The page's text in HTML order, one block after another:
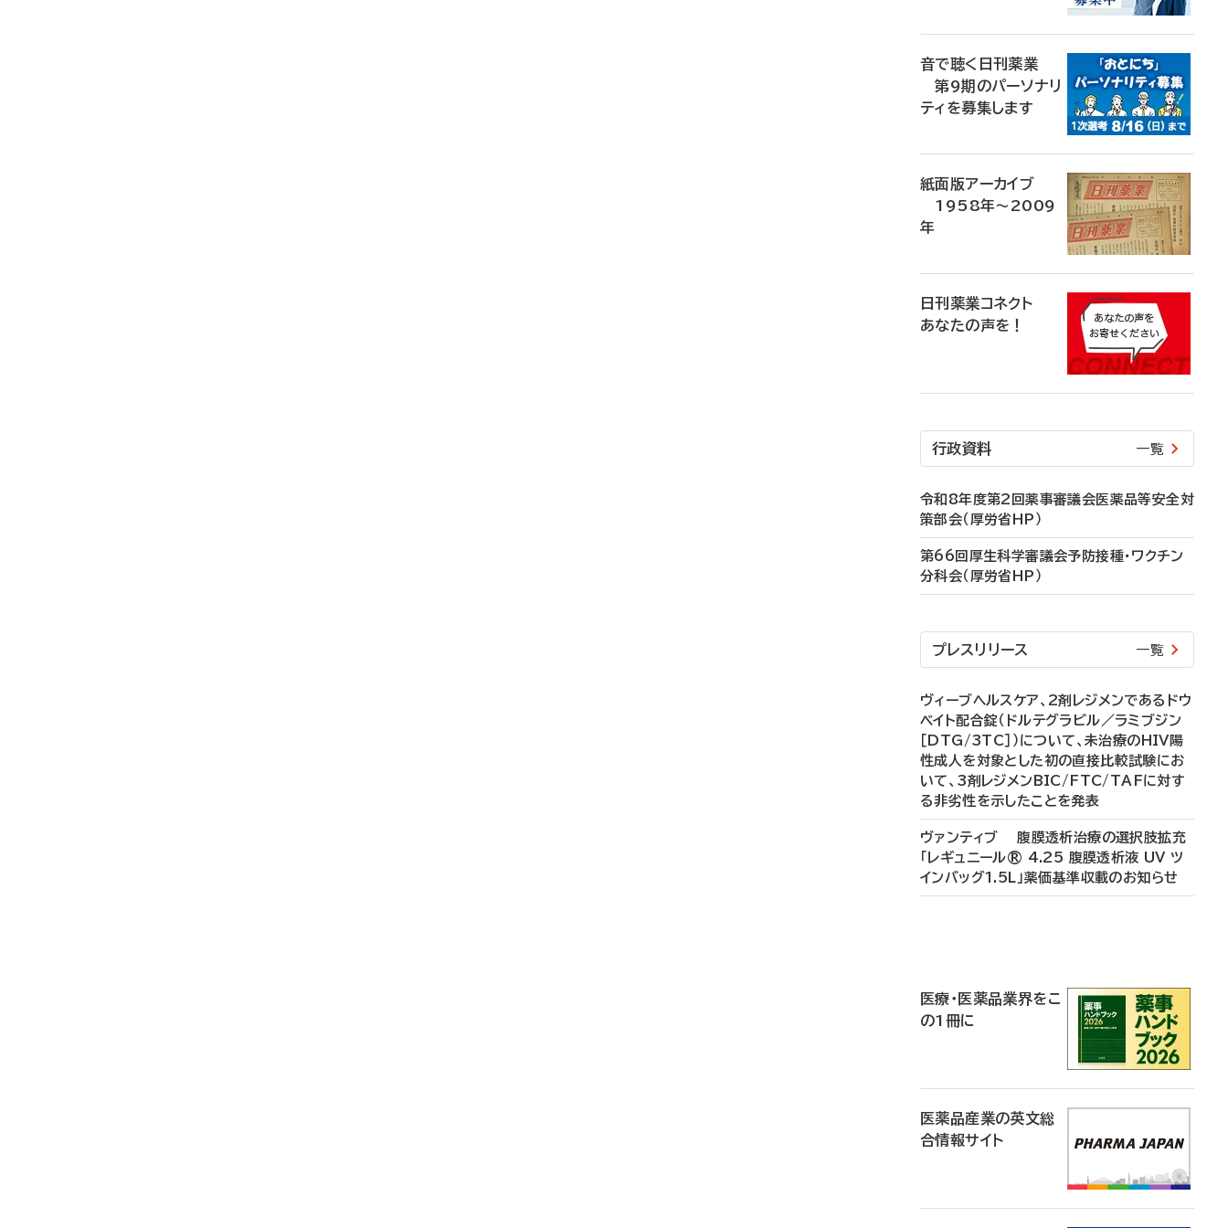
音で聴く日刊薬業
第9期のパーソナリ
ティを募集します
紙面版アーカイブ
1958年～2009
年
日刊薬業コネクト
あなたの声を！
行政資料 一覧
令和8年度第2回薬事審議会医薬品等安全対
策部会（厚労省HP）
第66回厚生科学審議会予防接種・ワクチン
分科会（厚労省HP）
プレスリリース 一覧
ヴィーブヘルスケア、2剤レジメンであるドウ
ベイト配合錠（ドルテグラビル／ラミブジン
［DTG/3TC］）について、未治療のHIV陽
性成人を対象とした初の直接比較試験にお
いて、3剤レジメンBIC/FTC/TAFに対す
る非劣性を示したことを発表
ヴァンティブ 腹膜透析治療の選択肢拡充
「レギュニール® 4.25 腹膜透析液 UV ツ
インバッグ1.5L」薬価基準収載のお知らせ
医療・医薬品業界をこ
の1冊に
医薬品産業の英文総
合情報サイト